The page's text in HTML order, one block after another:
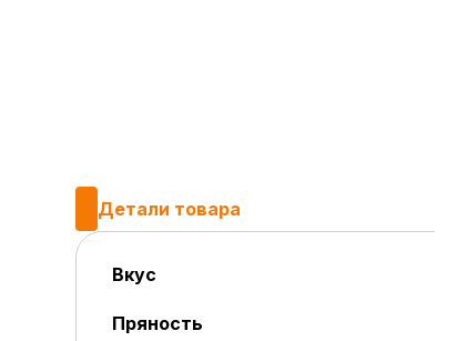
Детали товара
Вкус
Пряность